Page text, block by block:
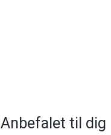
Anbefalet til dig